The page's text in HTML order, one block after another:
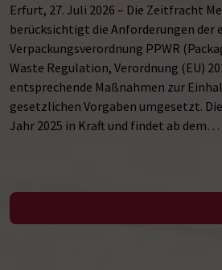
Erfurt, 27. Juli 2026 – Die Zeitfracht
berücksichtigt die Anforderungen der
Verpackungsverordnung PPWR
Waste Regulation, Verordnung (EU)
entsprechende Maßnahmen zur
gesetzlichen Vorgaben umgesetzt.
Jahr 2025 in Kraft und findet ab dem…